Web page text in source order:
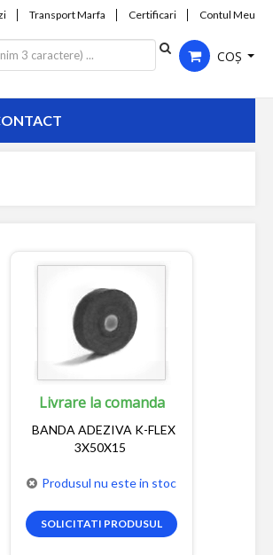
Transport Marfa Certificari Contul Meu
COȘ
Livrare la comanda
BANDA ADEZIVA K-FLEX
3X50X15
Produsul nu este in stoc
SOLICITATI PRODUSUL